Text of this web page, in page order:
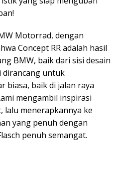
Motorrad, dengan
Concept RR adalah hasil
BMW, baik dari sisi desain
dirancang untuk
biasa, baik di jalan raya
mengambil inspirasi
menerapkannya ke
yang penuh dengan
penuh semangat.